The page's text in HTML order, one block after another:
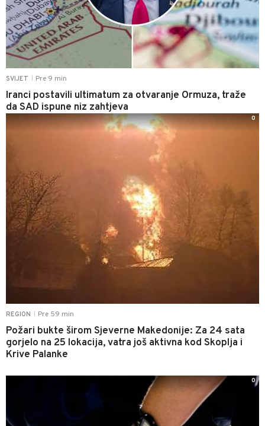
SVIJET Pre 9 min
Iranci postavili ultimatum za otvaranje Ormuza, traže
da SAD ispune niz zahtjeva
REGION Pre 59 min
Požari bukte širom Sjeverne Makedonije: Za 24 sata
gorjelo na 25 lokacija, vatra još aktivna kod Skoplja i
Krive Palanke
0
0